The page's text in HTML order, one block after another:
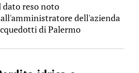
dato reso noto
dell'azienda
di Palermo